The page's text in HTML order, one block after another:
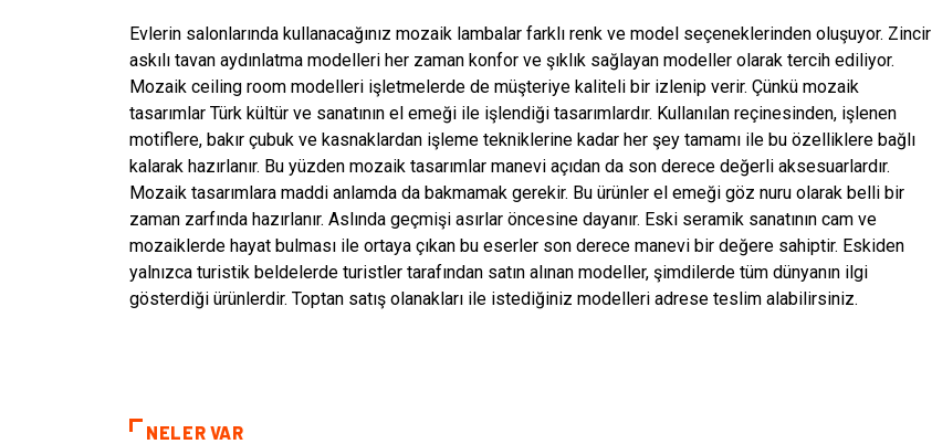
Evlerin salonlarında kullanacağınız mozaik lambalar farklı renk ve model seçeneklerinden oluşuyor. Zincir
askılı tavan aydınlatma modelleri her zaman konfor ve şıklık sağlayan modeller olarak tercih ediliyor.
Mozaik ceiling room modelleri işletmelerde de müşteriye kaliteli bir izlenip verir. Çünkü mozaik
tasarımlar Türk kültür ve sanatının el emeği ile işlendiği tasarımlardır. Kullanılan reçinesinden, işlenen
motiflere, bakır çubuk ve kasnaklardan işleme tekniklerine kadar her şey tamamı ile bu özelliklere bağlı
kalarak hazırlanır. Bu yüzden mozaik tasarımlar manevi açıdan da son derece değerli aksesuarlardır.
Mozaik tasarımlara maddi anlamda da bakmamak gerekir. Bu ürünler el emeği göz nuru olarak belli bir
zaman zarfında hazırlanır. Aslında geçmişi asırlar öncesine dayanır. Eski seramik sanatının cam ve
mozaiklerde hayat bulması ile ortaya çıkan bu eserler son derece manevi bir değere sahiptir. Eskiden
yalnızca turistik beldelerde turistler tarafından satın alınan modeller, şimdilerde tüm dünyanın ilgi
gösterdiği ürünlerdir. Toptan satış olanakları ile istediğiniz modelleri adrese teslim alabilirsiniz.
NELER VAR